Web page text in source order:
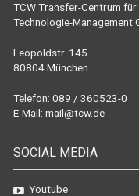
TCW Transfer-Centrum
Technologie-Management
Leopoldstr. 145
80804 München
Telefon: 089 / 360523-0
E-Mail: mail@tcw.de
SOCIAL MEDIA
Youtube